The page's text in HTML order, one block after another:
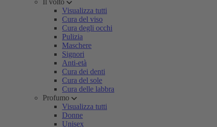
Il volto
Visualizza tutti
Cura del viso
Cura degli occhi
Pulizia
Maschere
Signori
Anti-età
Cura dei denti
Cura del sole
Cura delle labbra
Profumo
Visualizza tutti
Donne
Unisex